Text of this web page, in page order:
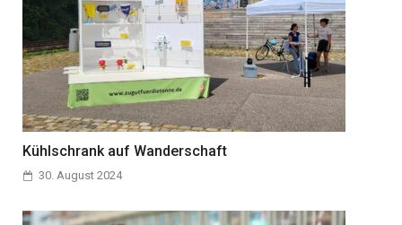
Kühlschrank auf Wanderschaft
30. August 2024